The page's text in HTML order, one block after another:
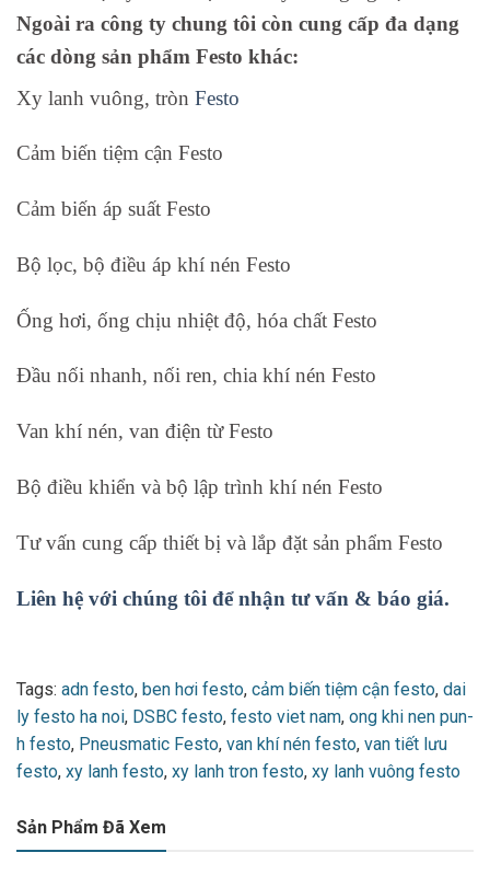
Ngoài ra công ty chung tôi còn cung cấp đa dạng
các dòng sản phẩm Festo khác:
Xy lanh vuông, tròn Festo
Cảm biến tiệm cận Festo
Cảm biến áp suất Festo
Bộ lọc, bộ điều áp khí nén Festo
Ống hơi, ống chịu nhiệt độ, hóa chất Festo
Đầu nối nhanh, nối ren, chia khí nén Festo
Van khí nén, van điện từ Festo
Bộ điều khiển và bộ lập trình khí nén Festo
Tư vấn cung cấp thiết bị và lắp đặt sản phẩm Festo
Liên hệ với chúng tôi để nhận tư vấn & báo giá.
Tags: adn festo, ben hơi festo, cảm biến tiệm cận festo, dai
ly festo ha noi, DSBC festo, festo viet nam, ong khi nen pun-
h festo, Pneusmatic Festo, van khí nén festo, van tiết lưu
festo, xy lanh festo, xy lanh tron festo, xy lanh vuông festo
Sản Phẩm Đã Xem